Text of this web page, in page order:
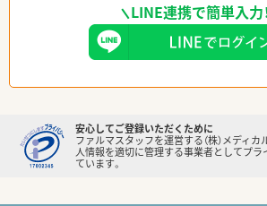
LINE連携で簡単入力
安心してご登録いただくために
ファルマスタッフを運営する（株）メディ
人情報を適切に管理する事業者としてプ
ています。